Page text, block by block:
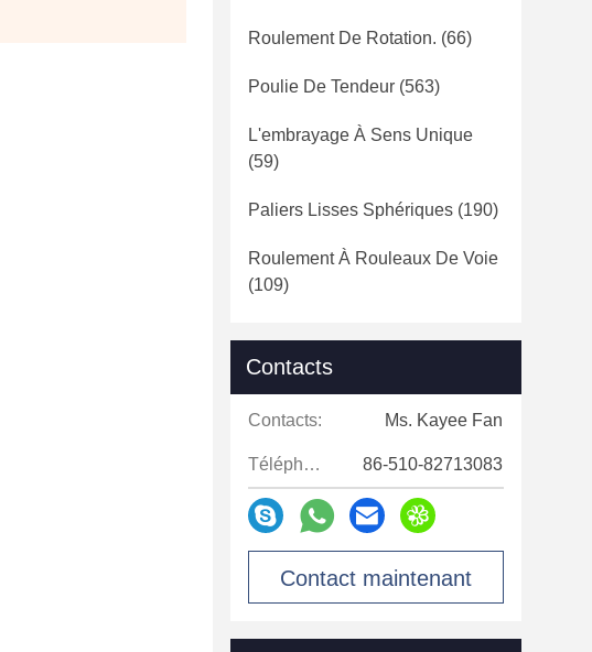
Roulement De Rotation. (66)
Poulie De Tendeur (563)
L'embrayage À Sens Unique
(59)
Paliers Lisses Sphériques (190)
Roulement À Rouleaux De Voie
(109)
Contacts
Contacts: Ms. Kayee Fan
Téléphone: 86-510-82713083
Contact maintenant